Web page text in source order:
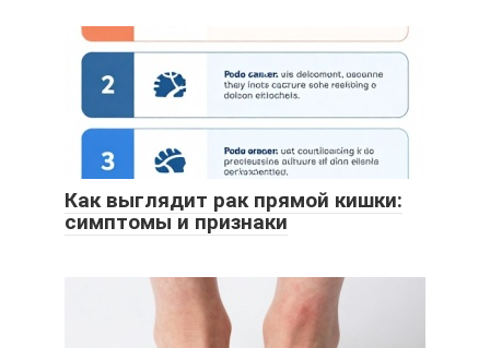
Как выглядит рак прямой кишки:
симптомы и признаки